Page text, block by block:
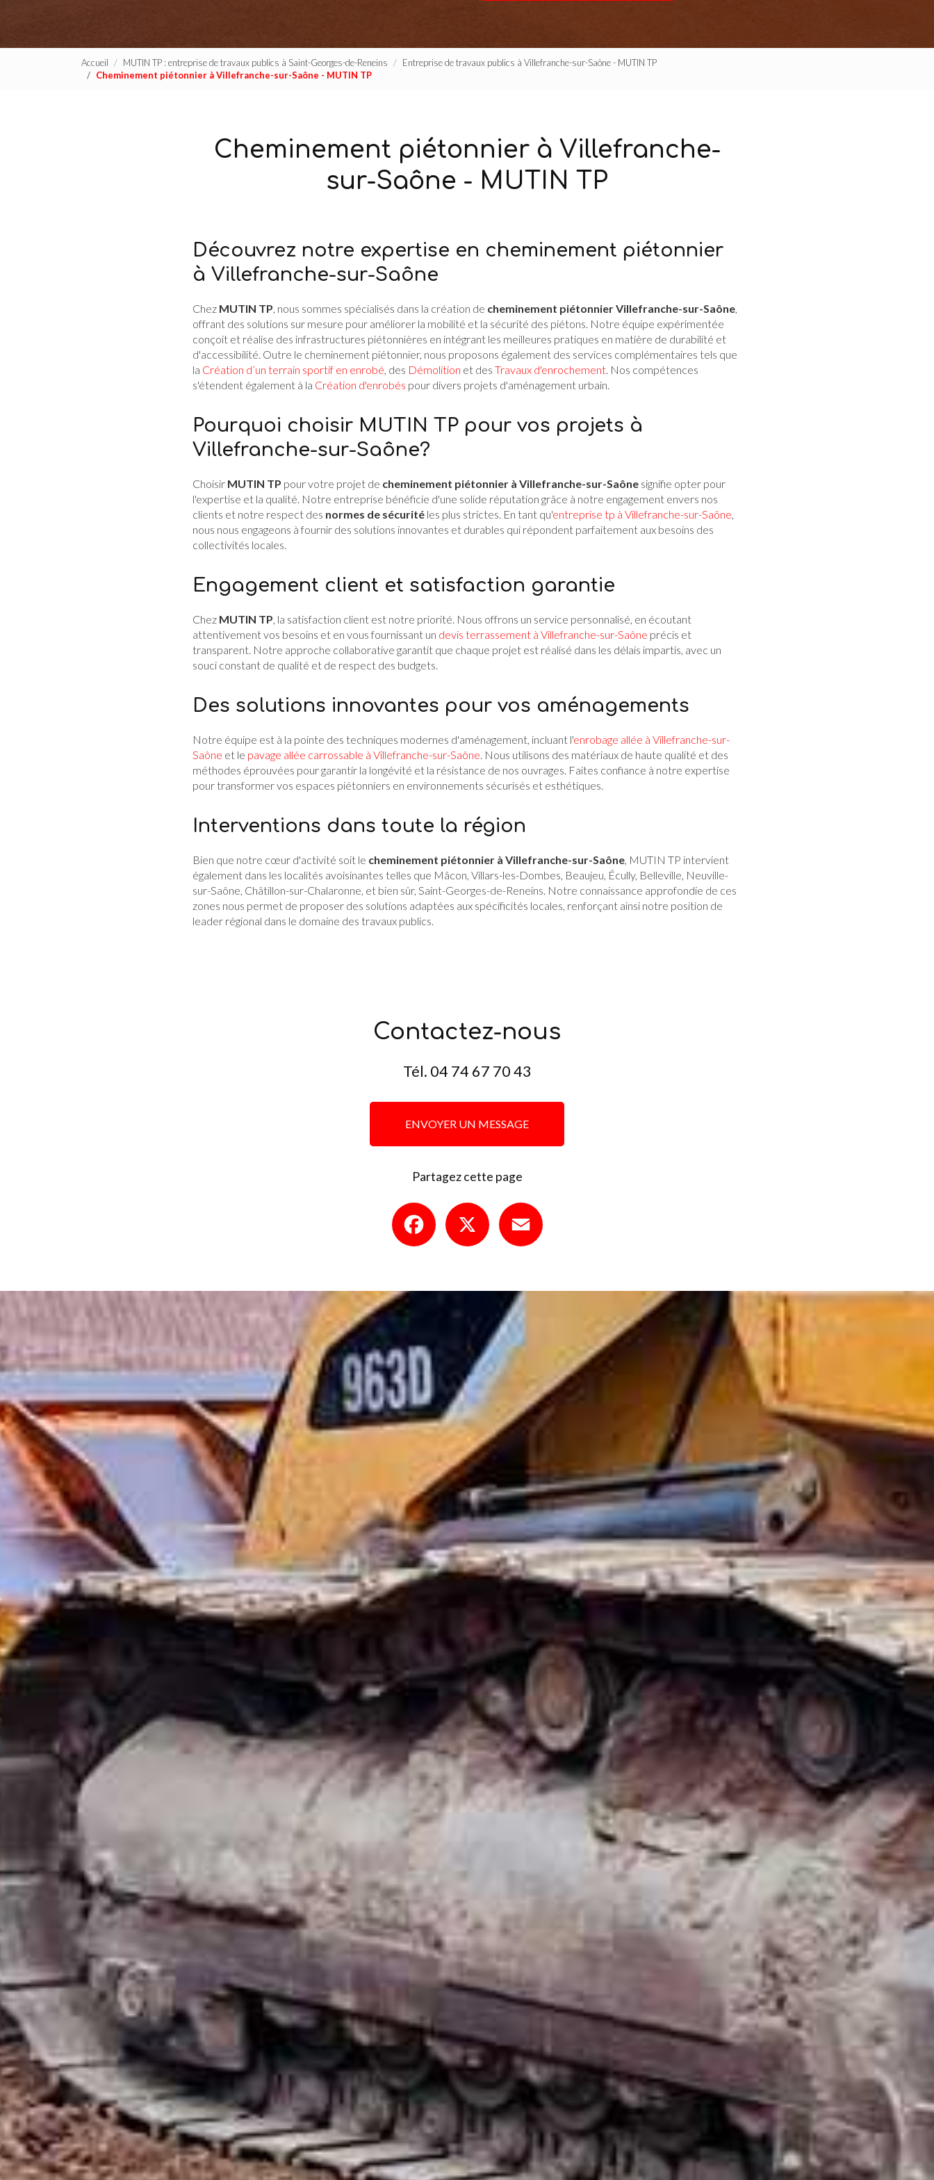
Accueil MUTIN TP : entreprise de travaux publics à Saint-Georges-de-Reneins
Entreprise de travaux publics à Villefranche-sur-Saône - MUTIN TP
Cheminement piétonnier à Villefranche-sur-Saône - MUTIN TP
Cheminement piétonnier à Villefranche-
sur-Saône - MUTIN TP
Découvrez notre expertise en cheminement piétonnier
à Villefranche-sur-Saône
Chez MUTIN TP, nous sommes spécialisés dans la création de cheminement piétonnier Villefranche-sur-Saône,
offrant des solutions sur mesure pour améliorer la mobilité et la sécurité des piétons. Notre équipe expérimentée
conçoit et réalise des infrastructures piétonnières en intégrant les meilleures pratiques en matière de durabilité et
d'accessibilité. Outre le cheminement piétonnier, nous proposons également des services complémentaires tels que
la Création d’un terrain sportif en enrobé, des Démolition et des Travaux d'enrochement. Nos compétences
s'étendent également à la Création d'enrobés pour divers projets d'aménagement urbain.
Pourquoi choisir MUTIN TP pour vos projets à
Villefranche-sur-Saône?
Choisir MUTIN TP pour votre projet de cheminement piétonnier à Villefranche-sur-Saône signifie opter pour
l'expertise et la qualité. Notre entreprise bénéficie d'une solide réputation grâce à notre engagement envers nos
clients et notre respect des normes de sécurité les plus strictes. En tant qu'entreprise tp à Villefranche-sur-Saône,
nous nous engageons à fournir des solutions innovantes et durables qui répondent parfaitement aux besoins des
collectivités locales.
Engagement client et satisfaction garantie
Chez MUTIN TP, la satisfaction client est notre priorité. Nous offrons un service personnalisé, en écoutant
attentivement vos besoins et en vous fournissant un devis terrassement à Villefranche-sur-Saône précis et
transparent. Notre approche collaborative garantit que chaque projet est réalisé dans les délais impartis, avec un
souci constant de qualité et de respect des budgets.
Des solutions innovantes pour vos aménagements
Notre équipe est à la pointe des techniques modernes d'aménagement, incluant l'enrobage allée à Villefranche-sur-
Saône et le pavage allée carrossable à Villefranche-sur-Saône. Nous utilisons des matériaux de haute qualité et des
méthodes éprouvées pour garantir la longévité et la résistance de nos ouvrages. Faites confiance à notre expertise
pour transformer vos espaces piétonniers en environnements sécurisés et esthétiques.
Interventions dans toute la région
Bien que notre cœur d'activité soit le cheminement piétonnier à Villefranche-sur-Saône, MUTIN TP intervient
également dans les localités avoisinantes telles que Mâcon, Villars-les-Dombes, Beaujeu, Écully, Belleville, Neuville-
sur-Saône, Châtillon-sur-Chalaronne, et bien sûr, Saint-Georges-de-Reneins. Notre connaissance approfondie de ces
zones nous permet de proposer des solutions adaptées aux spécificités locales, renforçant ainsi notre position de
leader régional dans le domaine des travaux publics.
Contactez-nous
Tél. 04 74 67 70 43
ENVOYER UN MESSAGE
Partagez cette page
Facebook